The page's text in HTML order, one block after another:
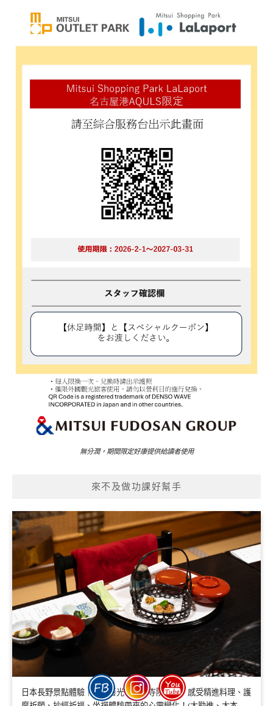
無分潤，期間限定好康提供給讀者使用
來不及做功課好幫手
日本長野景點體驗｜深入善光寺宿坊寺院文化，感受精進料理、護